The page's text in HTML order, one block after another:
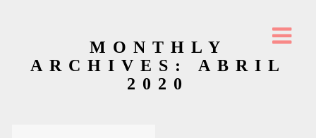
MONTHLY
ARCHIVES: ABRIL
2020